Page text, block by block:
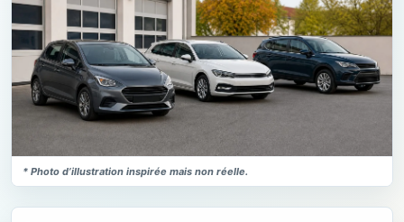
* Photo d’illustration inspirée mais non réelle.